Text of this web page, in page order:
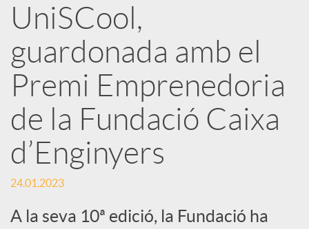
r
x
e
s
S
UniSCool,
guardonada amb el
Premi Emprenedoria
de la Fundació Caixa
d’Enginyers
24.01.2023
A la seva 10ª edició, la Fundació ha